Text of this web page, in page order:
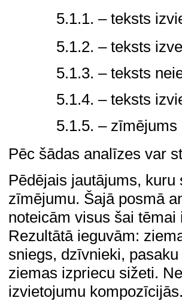
5.1.1. – teksts
5.1.2. – teksts
5.1.3. – teksts
5.1.4. – teksts
5.1.5. –
Pēc šādas analīzes var
Pēdējais jautājums,
zīmējumu. Šajā posmā
noteicām visus šai
Rezultātā ieguvām:
sniegs, dzīvnieki,
ziemas izpriecu sižeti.
izvietojumu